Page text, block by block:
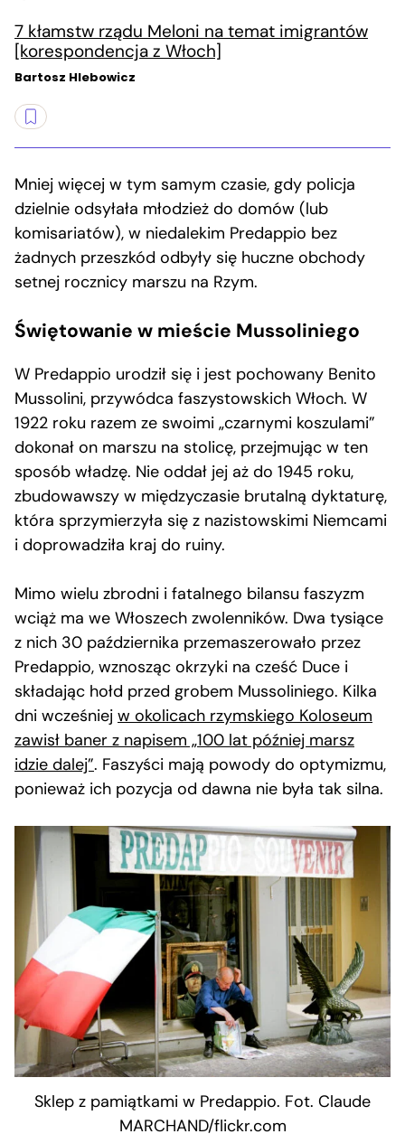
7 kłamstw rządu Meloni na temat imigrantów
[korespondencja z Włoch]
Bartosz Hlebowicz
Mniej więcej w tym samym czasie, gdy policja
dzielnie odsyłała młodzież do domów (lub
komisariatów), w niedalekim Predappio bez
żadnych przeszkód odbyły się huczne obchody
setnej rocznicy marszu na Rzym.
Świętowanie w mieście Mussoliniego
W Predappio urodził się i jest pochowany Benito
Mussolini, przywódca faszystowskich Włoch. W
1922 roku razem ze swoimi „czarnymi koszulami”
dokonał on marszu na stolicę, przejmując w ten
sposób władzę. Nie oddał jej aż do 1945 roku,
zbudowawszy w międzyczasie brutalną dyktaturę,
która sprzymierzyła się z nazistowskimi Niemcami
i doprowadziła kraj do ruiny.
Mimo wielu zbrodni i fatalnego bilansu faszyzm
wciąż ma we Włoszech zwolenników. Dwa tysiące
z nich 30 października przemaszerowało przez
Predappio, wznosząc okrzyki na cześć Duce i
składając hołd przed grobem Mussoliniego. Kilka
dni wcześniej w okolicach rzymskiego Koloseum
zawisł baner z napisem „100 lat później marsz
idzie dalej”. Faszyści mają powody do optymizmu,
ponieważ ich pozycja od dawna nie była tak silna.
Sklep z pamiątkami w Predappio. Fot. Claude
MARCHAND/flickr.com